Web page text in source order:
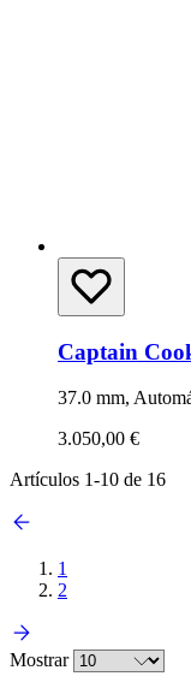
Captain
37.0 mm,
3.050,00 €
Artículos 1-10 de 16
1
2
Mostrar